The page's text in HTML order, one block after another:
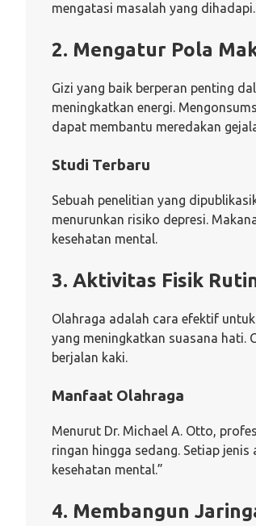
mengatasi masalah yang dihadapi.
2. Mengatur Pola
Gizi yang baik berperan penting
meningkatkan energi.
dapat membantu meredakan
Studi Terbaru
Sebuah penelitian yang
menurunkan risiko depresi.
kesehatan mental.
3. Aktivitas Fisik
Olahraga adalah cara efektif
yang meningkatkan suasana hati.
berjalan kaki.
Manfaat Olahraga
Menurut Dr. Michael A. Otto,
ringan hingga sedang. Setiap
kesehatan mental.”
4. Membangun